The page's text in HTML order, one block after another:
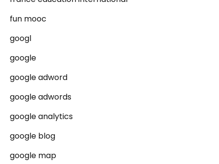
fun mooc
googl
google
google adword
google adwords
google analytics
google blog
google map